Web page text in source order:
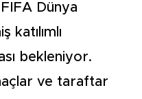
Dünya
katılımlı
bekleniyor.
ve taraftar